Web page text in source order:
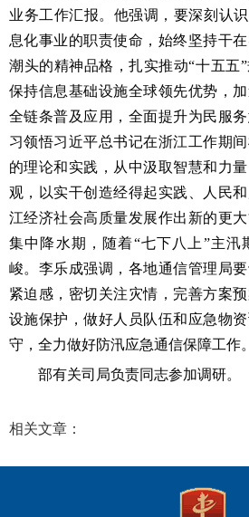
业务工作汇报。他强调，要深刻认
息化事业的职责使命，始终坚持干
潮头的精神品格，扎实推动“十五五
保持信息基础设施全球领先优势，
全链条普及应用，全面提升为民服
习领悟习近平总书记在浙江工作期
的理论和实践，从中汲取智慧和力
观，以实干创造经得起实践、人民
江经济社会高质量发展作出新的更
集中降水期，随着“七下八上”主汛
峻。李乐成强调，各地通信管理局
紧迫感，密切关注灾情，完善方案
设施保护，做好人员队伍和应急物
守，全力做好防汛应急通信保障工作。
部有关司局负责同志参加调研。
相关文章：